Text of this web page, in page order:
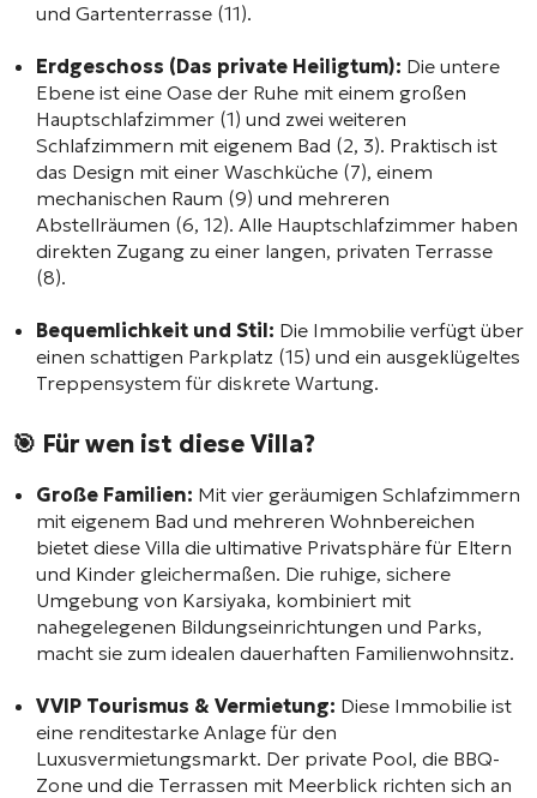
und Gartenterrasse (11).
Erdgeschoss (Das private Heiligtum): Die untere
Ebene ist eine Oase der Ruhe mit einem großen
Hauptschlafzimmer (1) und zwei weiteren
Schlafzimmern mit eigenem Bad (2, 3). Praktisch ist
das Design mit einer Waschküche (7), einem
mechanischen Raum (9) und mehreren
Abstellräumen (6, 12). Alle Hauptschlafzimmer haben
direkten Zugang zu einer langen, privaten Terrasse
(8).
Bequemlichkeit und Stil: Die Immobilie verfügt über
einen schattigen Parkplatz (15) und ein ausgeklügeltes
Treppensystem für diskrete Wartung.
🎯 Für wen ist diese Villa?
Große Familien: Mit vier geräumigen Schlafzimmern
mit eigenem Bad und mehreren Wohnbereichen
bietet diese Villa die ultimative Privatsphäre für Eltern
und Kinder gleichermaßen. Die ruhige, sichere
Umgebung von Karsiyaka, kombiniert mit
nahegelegenen Bildungseinrichtungen und Parks,
macht sie zum idealen dauerhaften Familienwohnsitz.
VVIP Tourismus & Vermietung: Diese Immobilie ist
eine renditestarke Anlage für den
Luxusvermietungsmarkt. Der private Pool, die BBQ-
Zone und die Terrassen mit Meerblick richten sich an